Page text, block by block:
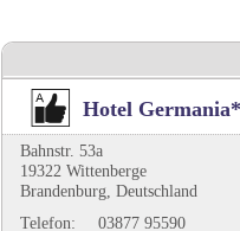
Hotel
Bahnstr. 53a
19322 Wittenberge
Brandenburg, Deutschland
Telefon:
03877 95590